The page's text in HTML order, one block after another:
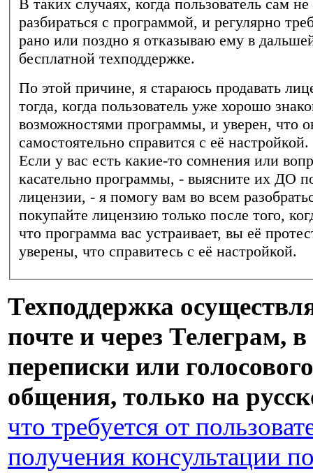
В таких случаях, когда пользователь сам
разбираться с программой, и регулярно
рано или поздно я отказываю ему в
бесплатной техподдержке.
По этой причине, я стараюсь продавать
тогда, когда пользователь уже хорошо
возможностями программы, и уверен, что
самостоятельно справится с её настройкой.
Если у вас есть какие-то сомнения или
касательно программы, - выясните их ДО
лицензии, - я помогу вам во всем
покупайте лицензию только после того,
что программа вас устраивает, вы её
уверены, что справитесь с её настройкой.
Техподдержка
почте и через Телеграм,
переписки или голосового
общения, только на
что требуется от
получения консультации